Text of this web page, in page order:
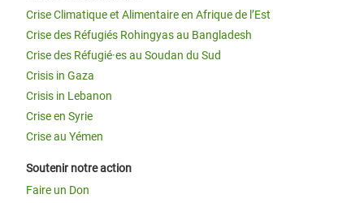
Crise Climatique et Alimentaire en Afrique de l’Est
Crise des Réfugiés Rohingyas au Bangladesh
Crise des Réfugié·es au Soudan du Sud
Crisis in Gaza
Crisis in Lebanon
Crise en Syrie
Crise au Yémen
Soutenir notre action
Faire un Don